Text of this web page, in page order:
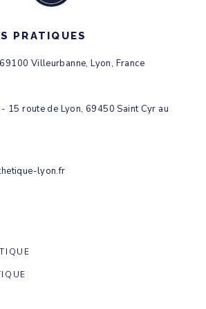
d’évaluer vos
pour vous.
Justine, 42 ans, de Lyon. J’ai
de poids ces dernières années,
au quotidien. J’envisage de faire
pour remonter mes seins, mais
PRATIQUES
Villeurbanne, Lyon, France
15 route de Lyon, 69450 Saint Cyr au
lyon.fr